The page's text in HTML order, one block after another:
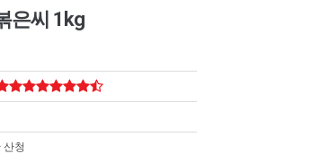
은씨 1kg
산청